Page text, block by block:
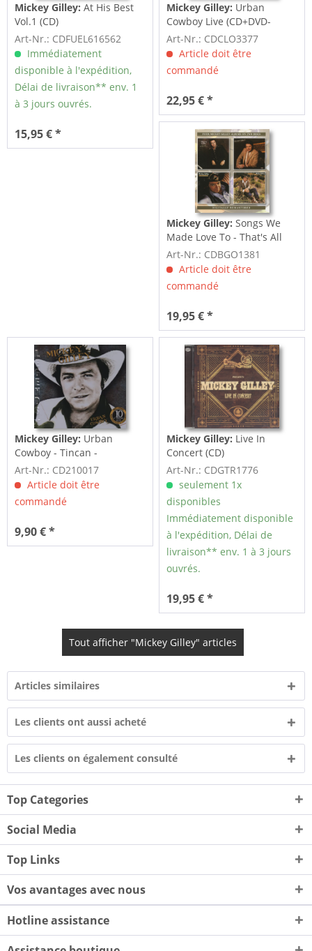
Mickey Gilley:At His Best
Vol.1 (CD)
Art-Nr.: CDFUEL616562
Immédiatement
disponible à l'expédition,
Délai de livraison** env. 1
à 3 jours ouvrés.
15,95 € *
Mickey Gilley: Urban
Cowboy Live (CD+DVD-
Delux Set)
Art-Nr.: CDCLO3377
Article doit être
commandé
22,95 € *
Mickey Gilley:Songs We
Made Love To - That's All
That Matters...
Art-Nr.: CDBGO1381
Article doit être
commandé
19,95 € *
Mickey Gilley: Urban
Cowboy - Tincan -
Blechdose
Art-Nr.: CD210017
Article doit être
commandé
9,90 € *
Mickey Gilley: Live In
Concert (CD)
Art-Nr.: CDGTR1776
seulement 1x
disponibles
Immédiatement disponible
à l'expédition, Délai de
livraison** env. 1 à 3 jours
ouvrés.
19,95 € *
Tout afficher "Mickey Gilley" articles
Articles similaires
Les clients ont aussi acheté
Les clients on également consulté
Top Categories
Social Media
Top Links
Vos avantages avec nous
Hotline assistance